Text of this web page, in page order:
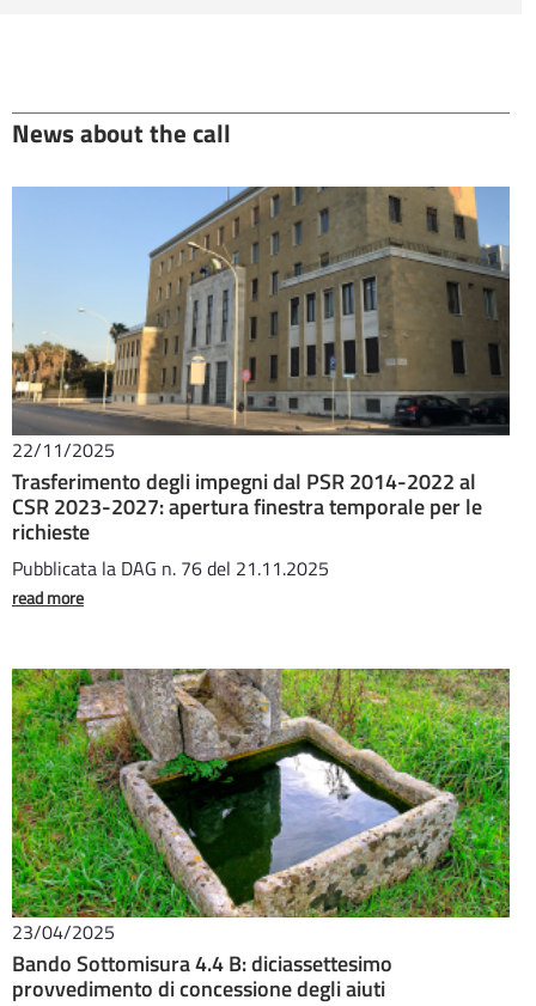
News about the call
22/11/2025
Trasferimento degli impegni dal PSR 2014-2022 al
CSR 2023-2027: apertura finestra temporale per le
richieste
Pubblicata la DAG n. 76 del 21.11.2025
read more
23/04/2025
Bando Sottomisura 4.4 B: diciassettesimo
provvedimento di concessione degli aiuti